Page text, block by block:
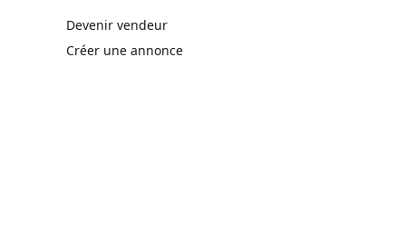
Devenir vendeur
Créer une annonce